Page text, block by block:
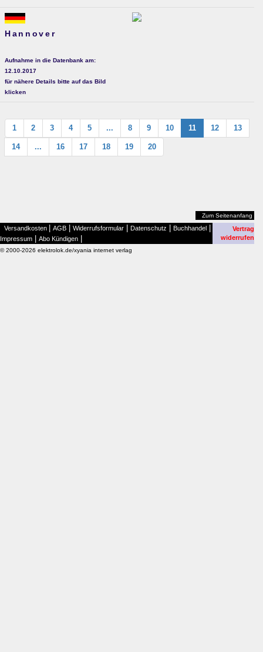
Hannover
Aufnahme in die Datenbank am:
12.10.2017
für nähere Details bitte auf das Bild
klicken
1 2 3 4 5 ... 8 9 10 11 12 13
14 ... 16 17 18 19 20
Zum Seitenanfang
Versandkosten AGB Widerrufsformular Datenschutz Buchhandel
Impressum Abo Kündigen
Vertrag
widerrufen
© 2000-2026 elektrolok.de/xyania internet verlag